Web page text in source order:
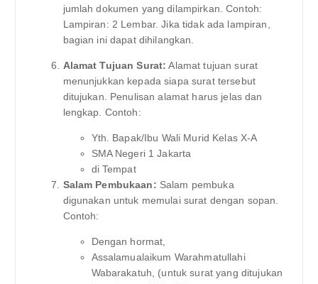
jumlah dokumen yang dilampirkan. Contoh:
Lampiran: 2 Lembar. Jika tidak ada lampiran,
bagian ini dapat dihilangkan.
Alamat Tujuan Surat: Alamat tujuan surat
menunjukkan kepada siapa surat tersebut
ditujukan. Penulisan alamat harus jelas dan
lengkap. Contoh:
Yth. Bapak/Ibu Wali Murid Kelas X-A
SMA Negeri 1 Jakarta
di Tempat
Salam Pembukaan: Salam pembuka
digunakan untuk memulai surat dengan sopan.
Contoh:
Dengan hormat,
Assalamualaikum Warahmatullahi
Wabarakatuh, (untuk surat yang ditujukan